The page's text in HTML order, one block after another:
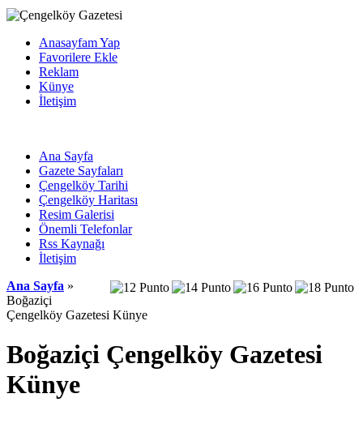
Anasayfam Yap
Favorilere Ekle
Reklam
Künye
İletişim
Ana Sayfa
Gazete Sayfaları
Çengelköy Tarihi
Çengelköy Haritası
Resim Galerisi
Önemli Telefonlar
Rss Kaynağı
İletişim
Ana Sayfa »
Boğaziçi
Çengelköy Gazetesi Künye
Boğaziçi Çengelköy Gazetesi
Künye